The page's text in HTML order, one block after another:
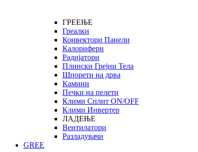
ГРЕЕЊЕ
Греалки
Конвектори Панели
Калорифери
Радијатори
Плински Грејни Тела
Шпорети на дрва
Камини
Печки на пелети
Клими Сплит ON/OFF
Клими Инвертер
ЛАДЕЊЕ
Вентилатори
Разладувачи
GREE